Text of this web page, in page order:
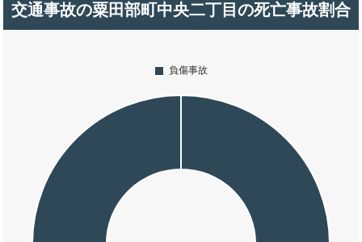
交通事故の粟田部町中央二丁目の死亡事故割合